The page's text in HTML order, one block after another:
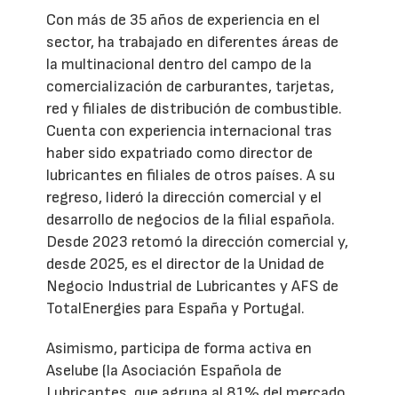
Con más de 35 años de experiencia en el
sector, ha trabajado en diferentes áreas de
la multinacional dentro del campo de la
comercialización de carburantes, tarjetas,
red y filiales de distribución de combustible.
Cuenta con experiencia internacional tras
haber sido expatriado como director de
lubricantes en filiales de otros países. A su
regreso, lideró la dirección comercial y el
desarrollo de negocios de la filial española.
Desde 2023 retomó la dirección comercial y,
desde 2025, es el director de la Unidad de
Negocio Industrial de Lubricantes y AFS de
TotalEnergies para España y Portugal.
Asimismo, participa de forma activa en
Aselube (la Asociación Española de